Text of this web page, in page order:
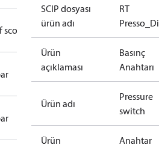
SCIP dosyası
ürün adı
RT
Ürün
açıklaması
Basınç
Anahtarı
Ürün adı
Pressure
switch
Ürün
Anahtar